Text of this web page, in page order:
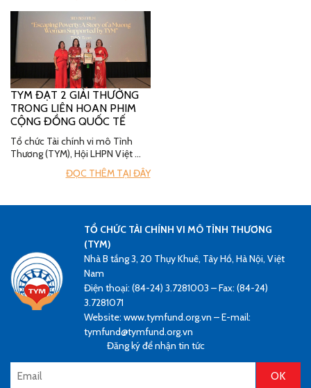
TYM ĐẠT 2 GIẢI THƯỞNG
TRONG LIÊN HOAN PHIM
CỘNG ĐỒNG QUỐC TẾ
Tổ chức Tài chính vi mô Tình
Thương (TYM), Hội LHPN Việt …
ĐỌC THÊM TẠI ĐÂY
TỔ CHỨC TÀI CHÍNH VI MÔ TÌNH THƯƠNG
(TYM)
Nhà B tầng 3, 20 Thụy Khuê, Tây Hồ, Hà Nội, Việt
Nam
Điện thoại: (84-24) 3.7281003 – Fax: (84-24)
3.7281071
Website: www.tymfund.org.vn – E-mail:
tymfund@tymfund.org.vn
Đăng ký để nhận tin tức